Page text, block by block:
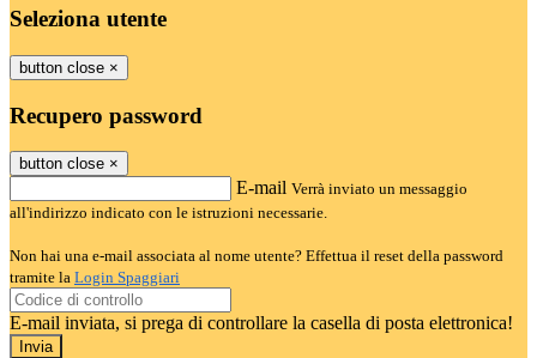
Seleziona utente
button close ×
Recupero password
button close ×
E-mail Verrà inviato un messaggio
all'indirizzo indicato con le istruzioni necessarie.
Non hai una e-mail associata al nome utente? Effettua il reset della password
tramite la Login Spaggiari
E-mail inviata, si prega di controllare la casella di posta elettronica!